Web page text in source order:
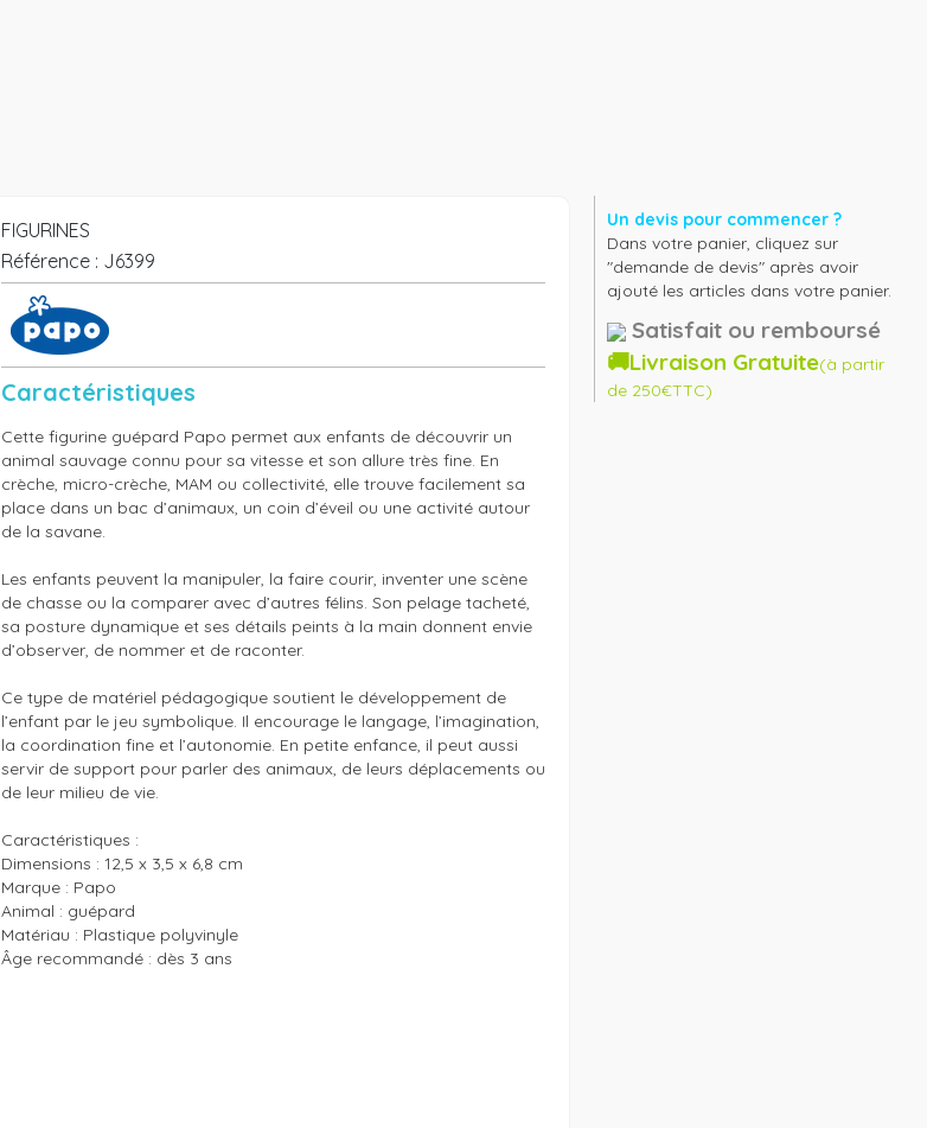
FIGURINES
Référence : J6399
Caractéristiques
Cette figurine guépard Papo permet aux enfants de découvrir un
animal sauvage connu pour sa vitesse et son allure très fine. En
crèche, micro-crèche, MAM ou collectivité, elle trouve facilement sa
place dans un bac d’animaux, un coin d’éveil ou une activité autour
de la savane.
Les enfants peuvent la manipuler, la faire courir, inventer une scène
de chasse ou la comparer avec d’autres félins. Son pelage tacheté,
sa posture dynamique et ses détails peints à la main donnent envie
d’observer, de nommer et de raconter.
Ce type de matériel pédagogique soutient le développement de
l’enfant par le jeu symbolique. Il encourage le langage, l’imagination,
la coordination fine et l’autonomie. En petite enfance, il peut aussi
servir de support pour parler des animaux, de leurs déplacements ou
de leur milieu de vie.
Caractéristiques :
Dimensions : 12,5 x 3,5 x 6,8 cm
Marque : Papo
Animal : guépard
Matériau : Plastique polyvinyle
Âge recommandé : dès 3 ans
Un devis pour commencer ?
Dans votre panier, cliquez sur
"demande de devis" après avoir
ajouté les articles dans votre panier.
Satisfait ou remboursé
🚚Livraison Gratuite(à partir
de 250€TTC)